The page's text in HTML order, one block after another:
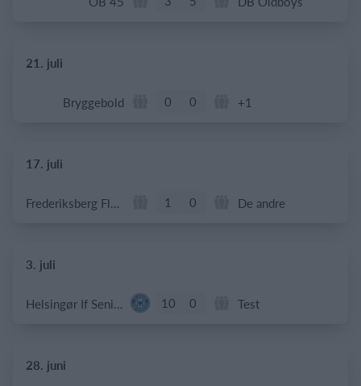
21. juli
Bryggebold 0 0 +1
17. juli
Frederiksberg Floorball Fighters 1 0 De andre
3. juli
Helsingør If Senior 10 0 Test
28. juni